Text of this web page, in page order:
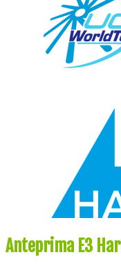
Anteprima E3